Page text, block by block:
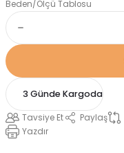
Beden/Ölçü Tablosu
3 Günde Kargoda
Tavsiye Et Paylaş
Yazdır